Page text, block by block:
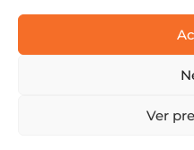
Ver
Copyright © 2025 |
Termos e condições